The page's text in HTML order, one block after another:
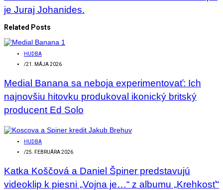
je Juraj Johanides.
Related Posts
HUDBA
/21. MÁJA 2026
Medial Banana sa neboja experimentovať: Ich
najnovšiu hitovku produkoval ikonický britský
producent Ed Solo
HUDBA
/25. FEBRUÁRA 2026
Katka Koščová a Daniel Špiner predstavujú
videoklip k piesni „Vojna je…“ z albumu „Krehkosť“